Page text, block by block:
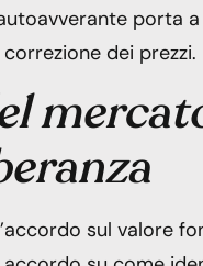
porta
dei prezzi.
sul valore